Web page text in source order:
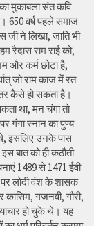
मुकाबला संत कवि
650 वर्ष पहले समाज
जी ने लिखा, जाति भी
रैदास राम राई को,
और कर्म छोटा है,
जो राम काज में रत
कैसे हो सकता है।
था, मन चंगा तो
गंगा स्नान का पुण्य
इसलिए उनके पास
बात को ही कठौती
1489 से 1471 ईवी
लोदी वंश के शासक
गजनवी, गौरी,
हो चुके थे। यह